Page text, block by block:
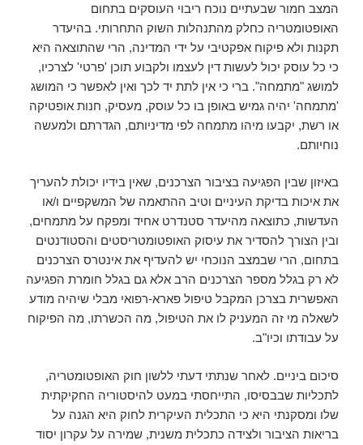
המצב חמור שבעתיים נוכח ריבוי העוסקים בתחום
האופטומטריה כחלק מהתנהלות השוק התחרותי. בהיעדר
תקנות ולא פיקוח אפקטיבי על ידי המדינה, הרי שהתוצאה היא
כי כל עוסק יכול לעשות דין לעצמו ולקבוע תוכן 'פרטי' לצרכיו,
למושג "מתמחה". ברי כי אין לתת יד לכך ואין לאפשר כי המושג
'מתמחה' יהיה גמיש באופן בו כל עוסק, מעסיק, חנות אופטיקה
או רשת, יקבעו מיהו מתמחה לפי מדיניותם, הגדרתם ולמעשה
נוחיותם.
באיזון שבין הפגיעה בציבור הצרכנים, שאין בידיו יכולת להעריך
את איכות בדיקת העיניים וטיב ההתאמה של המשקפיים ו/או
העדשות, כתוצאה מהיעדר סטנדרט אחיד ומפקח על מתמחים,
ובין הצורך להסדיר את עיסוק האופטומטריסטים והסטודנטים
בתחום, הרי שבמצב הנוכחי יש להעדיף את אינטרס הצרכנים
לא רק בגלל מספר הצרכנים הרב אלא גם בגלל חומרת הפגיעה
האפשרית בצרכן המקבל טיפול פארא-רפואי מבלי שיהיה מודע
לשאלה מי זה המעניק לו את הטיפול, מה הכשרתו, מה הפיקוח
על עבודתו וכיו"ב.
סיכום ביניים. לאחר שנתתי דעתי ללשון חוק האופטומטריה,
לתכליות שבבסיסו, התייחסתי במעט להיסטוריה החקיקתית
שלו ומסקנתי היא כי התכלית העיקרית לחוק היא הגנה על
בריאות הציבור ולצידה כתכלית משנית, שמירה על עקרון יסוד